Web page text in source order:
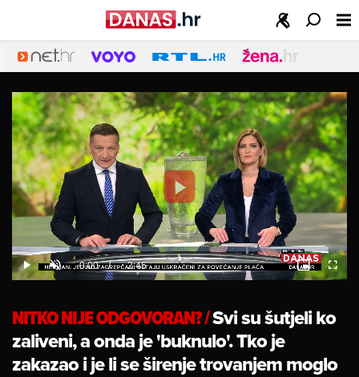
Play
Video
Play UnmuteCurrent
0:00 / Duration
2:45
Loaded:
0%
Picture-
in-
NITKO NIJE ODGOVORAN?/Svi su šutjeli ko
zaliveni, a onda je 'buknulo'. Tko je
zakazao i je li se širenje trovanjem moglo